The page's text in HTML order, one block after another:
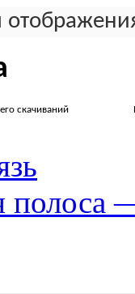
скачиваний
полоса